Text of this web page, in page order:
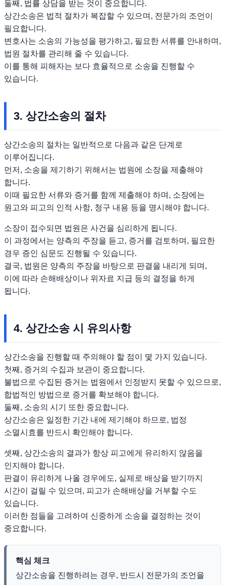
둘째, 법률 상담을 받는 것이 중요합니다.
상간소송은 법적 절차가 복잡할 수 있으며, 전문가의 조언이
필요합니다.
변호사는 소송의 가능성을 평가하고, 필요한 서류를 안내하며,
법원 절차를 관리해 줄 수 있습니다.
이를 통해 피해자는 보다 효율적으로 소송을 진행할 수
있습니다.
3. 상간소송의 절차
상간소송의 절차는 일반적으로 다음과 같은 단계로
이루어집니다.
먼저, 소송을 제기하기 위해서는 법원에 소장을 제출해야
합니다.
이때 필요한 서류와 증거를 함께 제출해야 하며, 소장에는
원고와 피고의 인적 사항, 청구 내용 등을 명시해야 합니다.
소장이 접수되면 법원은 사건을 심리하게 됩니다.
이 과정에서는 양측의 주장을 듣고, 증거를 검토하며, 필요한
경우 증인 심문도 진행될 수 있습니다.
결국, 법원은 양측의 주장을 바탕으로 판결을 내리게 되며,
이에 따라 손해배상이나 위자료 지급 등의 결정을 하게
됩니다.
4. 상간소송 시 유의사항
상간소송을 진행할 때 주의해야 할 점이 몇 가지 있습니다.
첫째, 증거의 수집과 보관이 중요합니다.
불법으로 수집된 증거는 법원에서 인정받지 못할 수 있으므로,
합법적인 방법으로 증거를 확보해야 합니다.
둘째, 소송의 시기 또한 중요합니다.
상간소송은 일정한 기간 내에 제기해야 하므로, 법정
소멸시효를 반드시 확인해야 합니다.
셋째, 상간소송의 결과가 항상 피고에게 유리하지 않음을
인지해야 합니다.
판결이 유리하게 나올 경우에도, 실제로 배상을 받기까지
시간이 걸릴 수 있으며, 피고가 손해배상을 거부할 수도
있습니다.
이러한 점들을 고려하여 신중하게 소송을 결정하는 것이
중요합니다.
핵심 체크
상간소송을 진행하려는 경우, 반드시 전문가의 조언을